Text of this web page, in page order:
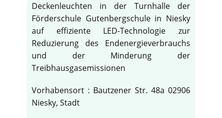
Deckenleuchten in der Turnhalle der
Förderschule Gutenbergschule in Niesky
auf effiziente LED-Technologie zur
Reduzierung des Endenergieverbrauchs
und der Minderung der
Treibhausgasemissionen
Vorhabensort : Bautzener Str. 48a 02906
Niesky, Stadt